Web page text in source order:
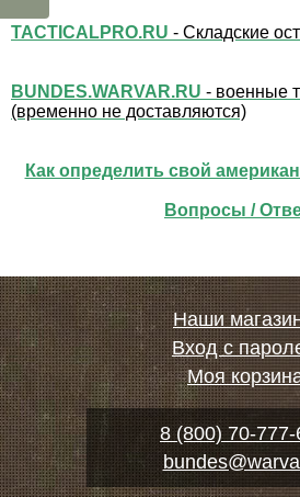
TACTICALPRO.RU - Складские
BUNDES.WARVAR.RU - военные
(временно не доставляются)
Как определить свой
Вопросы /
Наши
Вход с
Моя
8 (800) 70-777-